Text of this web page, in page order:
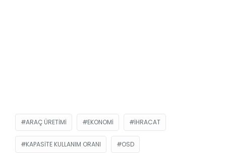
ARAÇ ÜRETIMI EKONOMI IHRACAT
KAPASITE KULLANIM ORANI OSD